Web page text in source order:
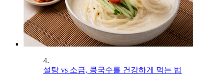
4.
설탕 vs 소금, 콩국수를 건강하게 먹는 법